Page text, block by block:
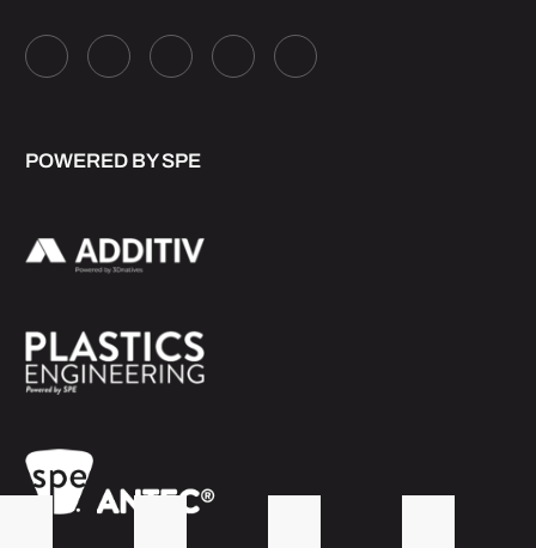
POWERED BY SPE